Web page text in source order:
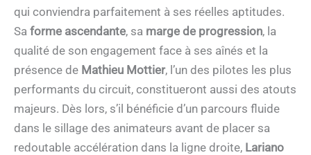
qui conviendra parfaitement à ses réelles aptitudes.
Sa forme ascendante, sa marge de progression, la
qualité de son engagement face à ses aînés et la
présence de Mathieu Mottier, l’un des pilotes les plus
performants du circuit, constitueront aussi des atouts
majeurs. Dès lors, s’il bénéficie d’un parcours fluide
dans le sillage des animateurs avant de placer sa
redoutable accélération dans la ligne droite, Lariano